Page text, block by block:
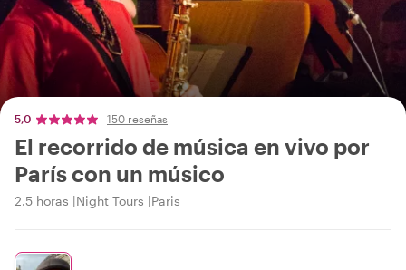
5,0 150 reseñas
El recorrido de música en vivo por
París con un músico
2.5 horas Night Tours Paris